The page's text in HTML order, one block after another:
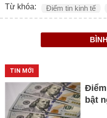
Từ khóa: Điểm tin kinh tế
TIN MỚI
bật